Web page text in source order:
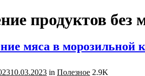
продуктов без
мяса в морозильной
10.03.2023 in Полезное 2.9K